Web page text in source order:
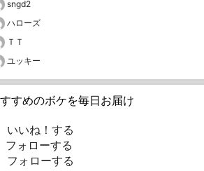
sngd2
ハローズ
ＴＴ
ユッキー
すめのボケを毎日お届け
いいね！する
ォローする
フォローする